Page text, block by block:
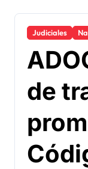
Judiciales
de